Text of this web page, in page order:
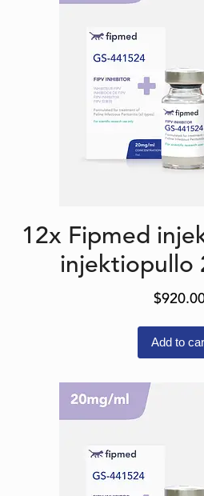
12x Fipmed
injektiopullo
$
Add to